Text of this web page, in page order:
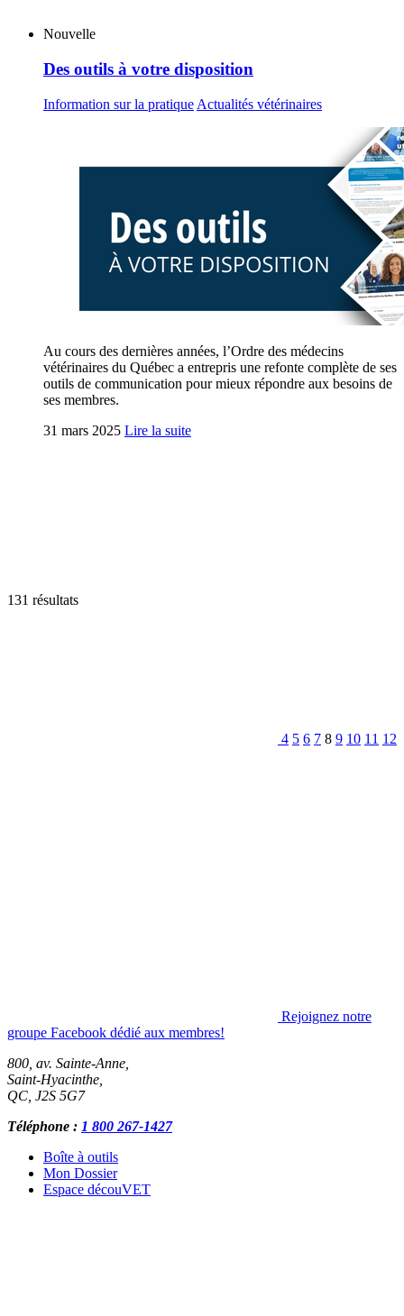
Nouvelle
Des outils à votre disposition
Information sur la pratique Actualités vétérinaires
Au cours des dernières années, l’Ordre des médecins
vétérinaires du Québec a entrepris une refonte complète de ses
outils de communication pour mieux répondre aux besoins de
ses membres.
31 mars 2025 Lire la suite
131 résultats
4 5 6 7 8 9 10 11 12
Rejoignez notre
groupe Facebook dédié aux membres!
800, av. Sainte-Anne,
Saint-Hyacinthe
QC J2S 5G7
Téléphone : 1 800 267-1427
Boîte à outils
Mon Dossier
Espace découVET